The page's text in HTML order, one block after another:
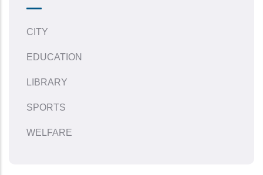
CITY
EDUCATION
LIBRARY
SPORTS
WELFARE